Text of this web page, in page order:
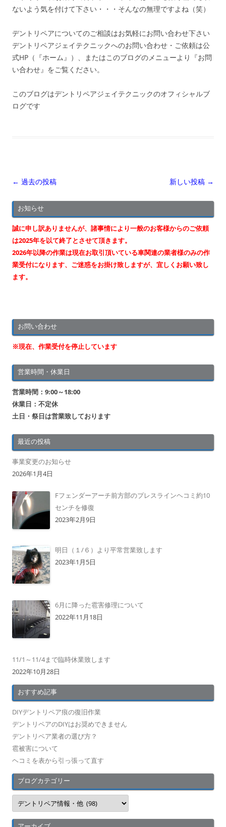
ないよう気を付けて下さい・・・そんなの無理ですよね（笑）
デントリペアについてのご相談はお気軽にお問い合わせ下さい
デントリペアジェイテクニックへのお問い合わせ・ご依頼は公
式HP（『ホーム』）、またはこのブログのメニューより『お問
い合わせ』をご覧ください。
このブログはデントリペアジェイテクニックのオフィシャルブ
ログです
投
ナ
ビ
ゲ
ー
シ
ョ
← 過去の投稿 新しい投稿 →
お知らせ
誠に申し訳ありませんが、諸事情により一般のお客様からのご依頼
は2025年を以て終了とさせて頂きます。
2026年以降の作業は現在お取引頂いている車関連の業者様のみの作
業受付になります、ご迷惑をお掛け致しますが、宜しくお願い致し
ます。
お問い合わせ
※現在、作業受付を停止しています
営業時間・休業日
営業時間：9:00～18:00
休業日：不定休
土日・祭日は営業致しております
最近の投稿
事業変更のお知らせ
2026年1月4日
Fフェンダーアーチ前方部のプレスラインヘコミ約10
センチを修復
2023年2月9日
明日（１/６）より平常営業致します
2023年1月5日
6月に降った雹害修理について
2022年11月18日
11/1～11/4まで臨時休業致します
2022年10月28日
おすすめ記事
DIYデントリペア痕の復旧作業
デントリペアのDIYはお奨めできません
デントリペア業者の選び方？
雹被害について
ヘコミを表から引っ張って直す
ブログカテゴリー
ブ
ロ
グ
カ